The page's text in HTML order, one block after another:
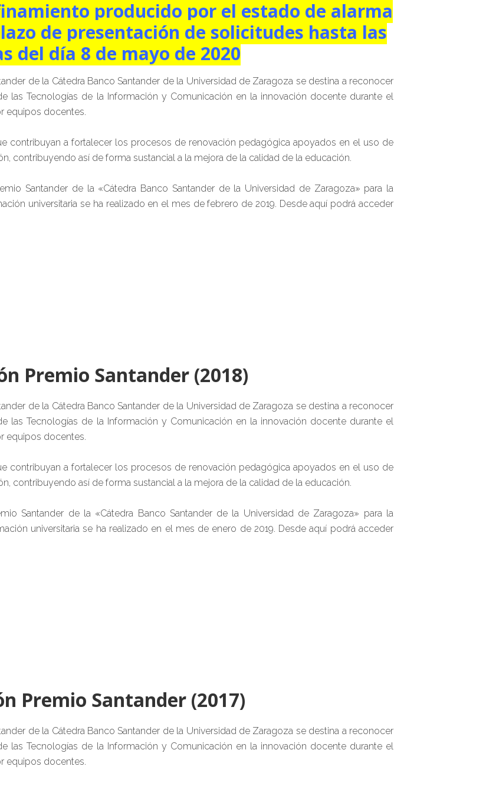
producido por el estado de alarma
de presentación de solicitudes hasta las
del día 8 de mayo de 2020
de la Cátedra Banco Santander de la Universidad de Zaragoza se destina a reconocer
las Tecnologías de la Información y Comunicación en la innovación docente durante el
equipos docentes.
contribuyan a fortalecer los procesos de renovación pedagógica apoyados en el uso de
contribuyendo así de forma sustancial a la mejora de la calidad de la educación.
Santander de la «Cátedra Banco Santander de la Universidad de Zaragoza» para la
universitaria se ha realizado en el mes de febrero de 2019. Desde aquí podrá acceder
Premio Santander (2018)
de la Cátedra Banco Santander de la Universidad de Zaragoza se destina a reconocer
las Tecnologías de la Información y Comunicación en la innovación docente durante el
equipos docentes.
contribuyan a fortalecer los procesos de renovación pedagógica apoyados en el uso de
contribuyendo así de forma sustancial a la mejora de la calidad de la educación.
Santander de la «Cátedra Banco Santander de la Universidad de Zaragoza» para la
universitaria se ha realizado en el mes de enero de 2019. Desde aquí podrá acceder
Premio Santander (2017)
de la Cátedra Banco Santander de la Universidad de Zaragoza se destina a reconocer
las Tecnologías de la Información y Comunicación en la innovación docente durante el
equipos docentes.